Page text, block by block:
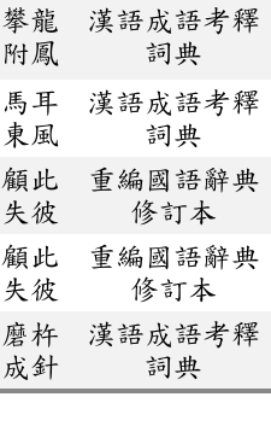
攀龍
附鳳
漢語成語考釋
詞典
馬耳
東風
漢語成語考釋
詞典
顧此
失彼
重編國語辭典
修訂本
顧此
失彼
重編國語辭典
修訂本
磨杵
成針
漢語成語考釋
詞典